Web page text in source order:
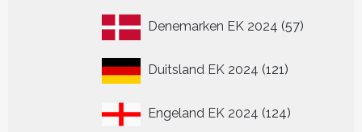
Denemarken EK 2024 5757
Duitsland EK 2024 121121
Engeland EK 2024 124124